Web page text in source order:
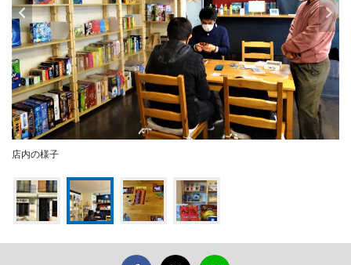
店内の様子